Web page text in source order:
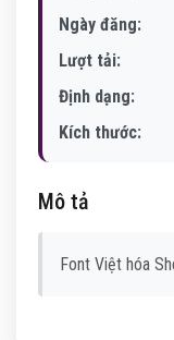
Ngày đăng:
Lượt tải:
Định dạng:
Kích thước:
Mô tả
Font Việt hóa